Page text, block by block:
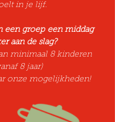
in je lijf.
een groep een middag
aan de slag?
minimaal 8 kinderen
8 jaar)
onze mogelijkheden!